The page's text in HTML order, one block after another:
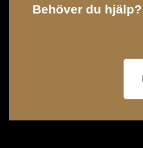
Behöver du hjälp?